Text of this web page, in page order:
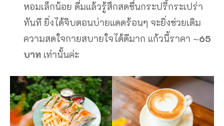
หอมเล็กน้อย ดื่มแล้วรู้สึกสดชื่นกระปรี้กระเปร่า
ทันที ยิ่งได้จิบตอนบ่ายแดดร้อนๆ จะยิ่งช่วยเติม
ความสดใจกายสบายใจได้ดีมาก แก้วนี้ราคา ~65
บาท เท่านั้นค่ะ